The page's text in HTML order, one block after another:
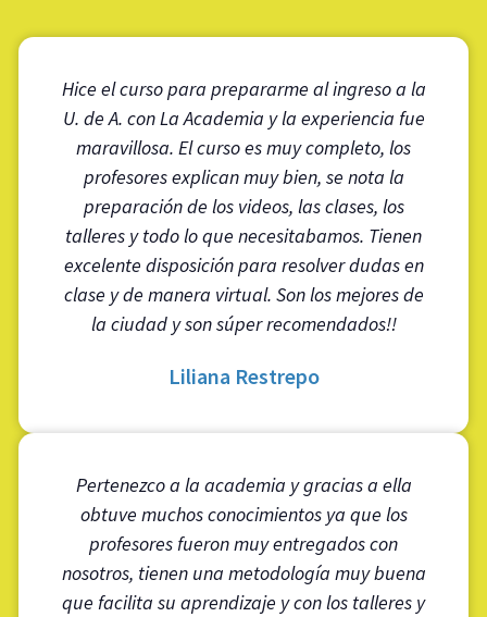
Hice el curso para prepararme al ingreso a la
U. de A. con La Academia y la experiencia fue
maravillosa. El curso es muy completo, los
profesores explican muy bien, se nota la
preparación de los videos, las clases, los
talleres y todo lo que necesitabamos. Tienen
excelente disposición para resolver dudas en
clase y de manera virtual. Son los mejores de
la ciudad y son súper recomendados!!
Liliana Restrepo
Pertenezco a la academia y gracias a ella
obtuve muchos conocimientos ya que los
profesores fueron muy entregados con
nosotros, tienen una metodología muy buena
que facilita su aprendizaje y con los talleres y